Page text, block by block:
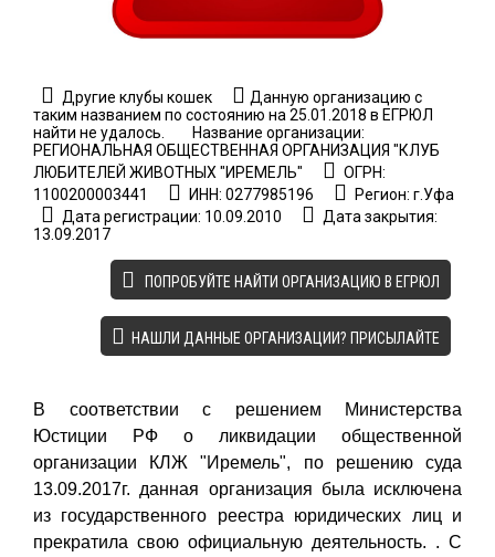
Другие клубы кошек
Данную организацию с
таким названием по состоянию на 25.01.2018 в ЕГРЮЛ
найти не удалось.
Название организации:
РЕГИОНАЛЬНАЯ ОБЩЕСТВЕННАЯ ОРГАНИЗАЦИЯ "КЛУБ
ЛЮБИТЕЛЕЙ ЖИВОТНЫХ "ИРЕМЕЛЬ"
ОГРН:
1100200003441
ИНН: 0277985196
Регион: г.Уфа
Дата регистрации: 10.09.2010
Дата закрытия:
13.09.2017
ПОПРОБУЙТЕ НАЙТИ ОРГАНИЗАЦИЮ В ЕГРЮЛ
НАШЛИ ДАННЫЕ ОРГАНИЗАЦИИ? ПРИСЫЛАЙТЕ
В соответствии с решением Министерства
Юстиции РФ о ликвидации общественной
организации КЛЖ "Иремель", по решению суда
13.09.2017г. данная организация была исключена
из государственного реестра юридических лиц и
прекратила свою официальную деятельность. . С